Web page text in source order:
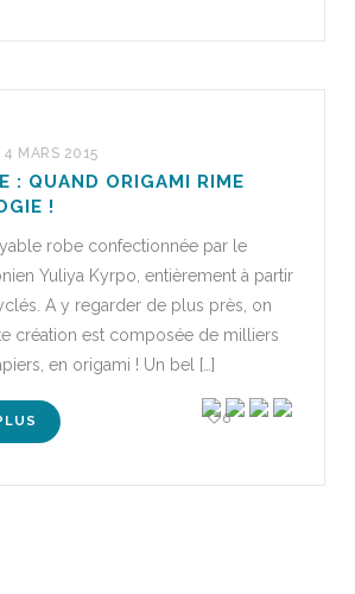
4 MARS 2015
: QUAND ORIGAMI RIME
!
robe confectionnée par le
Yuliya Kyrpo, entièrement à partir
A y regarder de plus près, on
création est composée de milliers
en origami ! Un bel […]
6